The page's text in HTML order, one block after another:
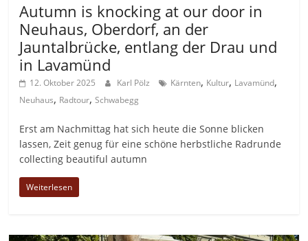
Autumn is knocking at our door in
Neuhaus, Oberdorf, an der
Jauntalbrücke, entlang der Drau und
in Lavamünd
12. Oktober 2025 Karl Pölz Kärnten, Kultur, Lavamünd,
Neuhaus, Radtour,Schwabegg
Erst am Nachmittag hat sich heute die Sonne blicken
lassen, Zeit genug für eine schöne herbstliche Radrunde
collecting beautiful autumn
Weiterlesen